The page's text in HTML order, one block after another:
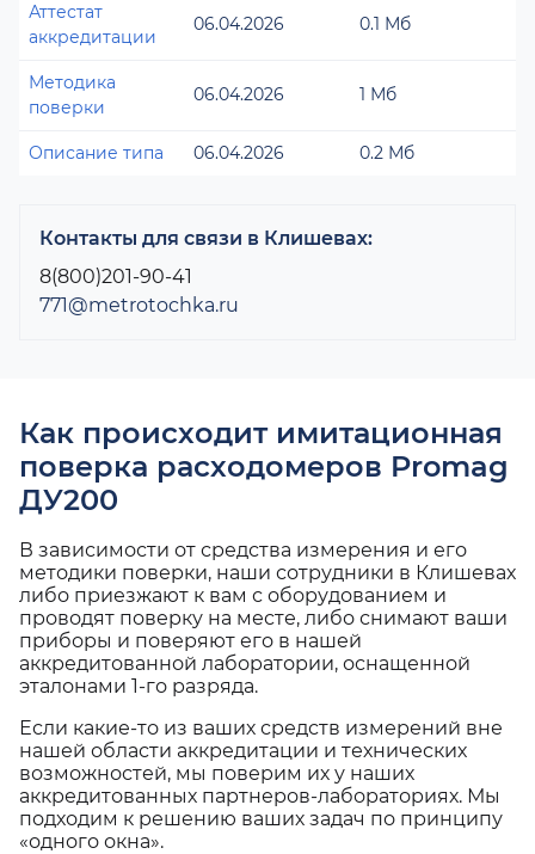
Аттестат
аккредитации
06.04.2026 0.1 Мб
Методика
поверки
06.04.2026 1 Мб
Описание типа 06.04.2026 0.2 Мб
Контакты для связи в Клишевах:
8(800)201-90-41
771@metrotochka.ru
Как происходит имитационная
поверка расходомеров Promag
ДУ200
В зависимости от средства измерения и его
методики поверки, наши сотрудники в Клишевах
либо приезжают к вам с оборудованием и
проводят поверку на месте, либо снимают ваши
приборы и поверяют его в нашей
аккредитованной лаборатории, оснащенной
эталонами 1-го разряда.
Если какие-то из ваших средств измерений вне
нашей области аккредитации и технических
возможностей, мы поверим их у наших
аккредитованных партнеров-лабораториях. Мы
подходим к решению ваших задач по принципу
«одного окна».